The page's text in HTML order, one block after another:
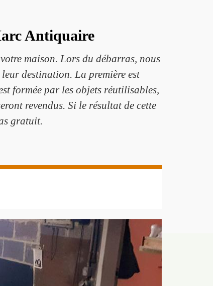
Antiquaire
maison. Lors du débarras, nous
destination. La première est
formée par les objets réutilisables,
revendus. Si le résultat de cette
gratuit.